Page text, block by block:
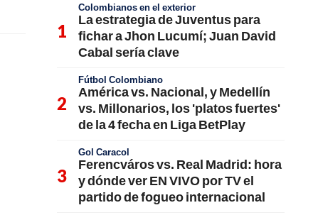
Colombianos en el exterior
La estrategia de Juventus para
fichar a Jhon Lucumí; Juan David
Cabal sería clave
Fútbol Colombiano
América vs. Nacional, y Medellín
vs. Millonarios, los 'platos fuertes'
de la 4 fecha en Liga BetPlay
Gol Caracol
Ferencváros vs. Real Madrid: hora
y dónde ver EN VIVO por TV el
partido de fogueo internacional